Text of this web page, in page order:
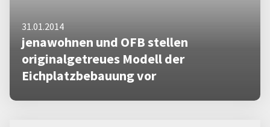
31.01.2014
jenawohnen und OFB stellen
originalgetreues Modell der
Eichplatzbebauung vor